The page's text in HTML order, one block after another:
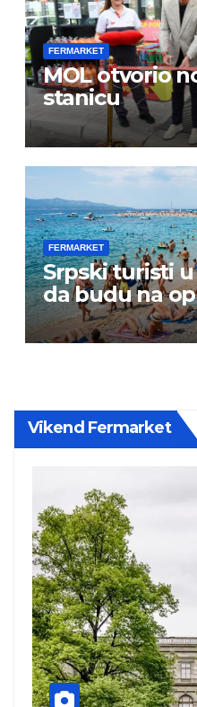
FERMARKET
MOL otvorio
stanicu
FERMARKET
Srpski turisti
da budu na
Vikend Fermarket